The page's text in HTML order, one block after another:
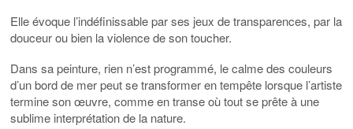
Elle évoque l’indéfinissable par ses jeux de transparences, par la
douceur ou bien la violence de son toucher.
Dans sa peinture, rien n’est programmé, le calme des couleurs
d’un bord de mer peut se transformer en tempête lorsque l’artiste
termine son œuvre, comme en transe où tout se prête à une
sublime interprétation de la nature.